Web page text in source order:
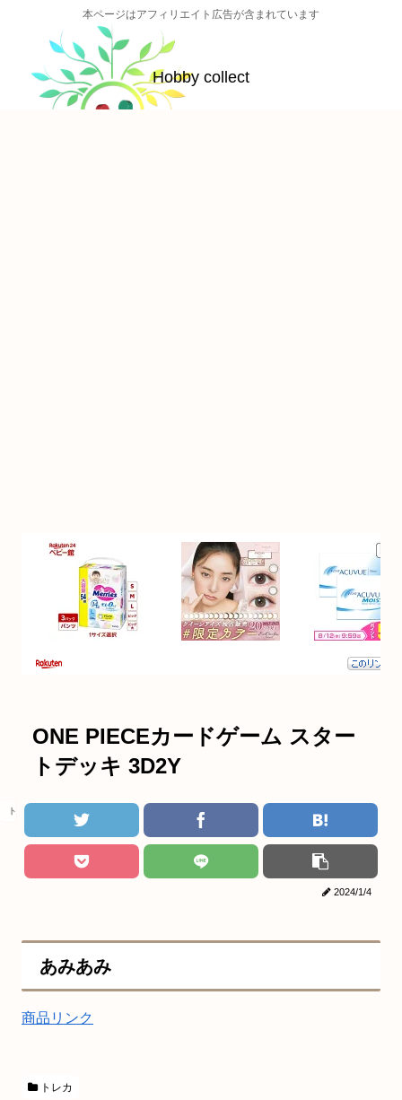
本ページはアフィリエイト広告が含まれています
Hobby collect
ONE PIECEカードゲーム スター
トデッキ 3D2Y
トレカ
2024/1/4
あみあみ
商品リンク
トレカ